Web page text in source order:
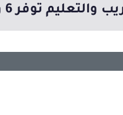
6 وظائف للرجال لحملة الدبلوم بالرياض